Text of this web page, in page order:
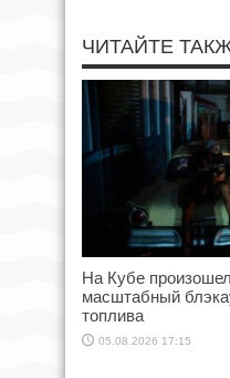
ЧИТАЙТЕ
На Кубе
масштабный
топлива
05.08.2026 17:15